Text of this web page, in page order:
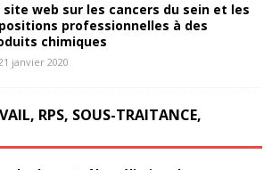
site web sur les cancers du sein et les
professionnelles à des
chimiques
janvier 2020
RPS, SOUS-TRAITANCE,